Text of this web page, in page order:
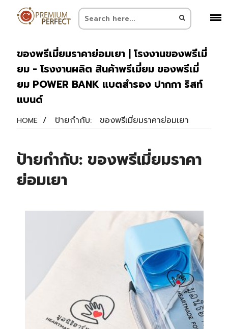
ของพรีเมี่ยมราคาย่อมเยา | โรงงานของพรีเมี่
ยม - โรงงานผลิต สินค้าพรีเมี่ยม ของพรีเมี่
ยม POWER BANK แบตสำรอง ปากกา ริสท์
แบนด์
HOME / ป้ายกำกับ: ของพรีเมี่ยมราคาย่อมเยา
ป้ายกำกับ: ของพรีเมี่ยมราคา
ย่อมเยา